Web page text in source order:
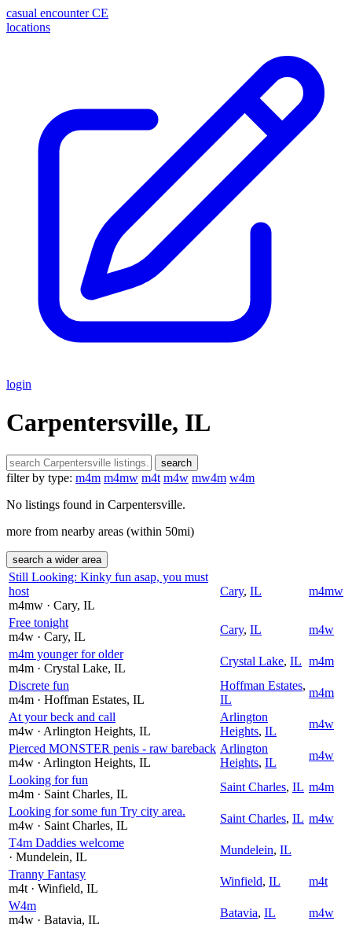
casual encounter CE
locations
login
Carpentersville, IL
search
filter by type: m4m m4mw m4t m4w mw4m w4m
No listings found in Carpentersville.
more from nearby areas (within 50mi)
search a wider area
Still Looking: Kinky fun asap, you must
host
m4mw · Cary, IL
Cary, IL m4mw
Free tonight
m4w · Cary, IL
Cary, IL
m4w
m4m younger for older
m4m · Crystal Lake, IL
Crystal Lake, IL m4m
Discrete fun
m4m · Hoffman Estates, IL
Hoffman Estates,
IL
m4m
At your beck and call
m4w · Arlington Heights, IL
Arlington
Heights, IL
m4w
Pierced MONSTER penis - raw bareback
m4w · Arlington Heights, IL
Arlington
Heights, IL
m4w
Looking for fun
m4m · Saint Charles, IL
Saint Charles, IL m4m
Looking for some fun Try city area.
m4w · Saint Charles, IL
Saint Charles, IL m4w
T4m Daddies welcome
· Mundelein, IL
Mundelein, IL
Tranny Fantasy
m4t · Winfield, IL
Winfield, IL
m4t
W4m
m4w · Batavia, IL
Batavia, IL
m4w